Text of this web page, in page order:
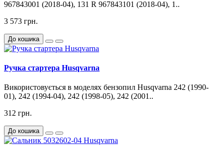
967843001 (2018-04), 131 R 967843101 (2018-04), 1..
3 573 грн.
До кошика
Ручка стартера Husqvarna
Використовується в моделях бензопил Husqvarna 242 (1990-
01), 242 (1994-04), 242 (1998-05), 242 (2001..
312 грн.
До кошика